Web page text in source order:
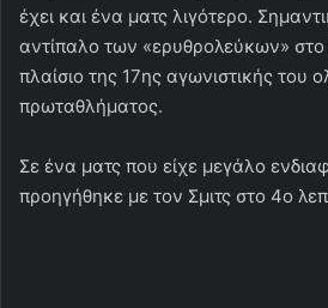
έχει και ένα ματς λιγότερο.
αντίπαλο των «ερυθρολεύκων» στο
πλαίσιο της 17ης αγωνιστικής του
πρωταθλήματος.
Σε ένα ματς που είχε μεγάλο
προηγήθηκε με τον Σμιτς στο 4ο